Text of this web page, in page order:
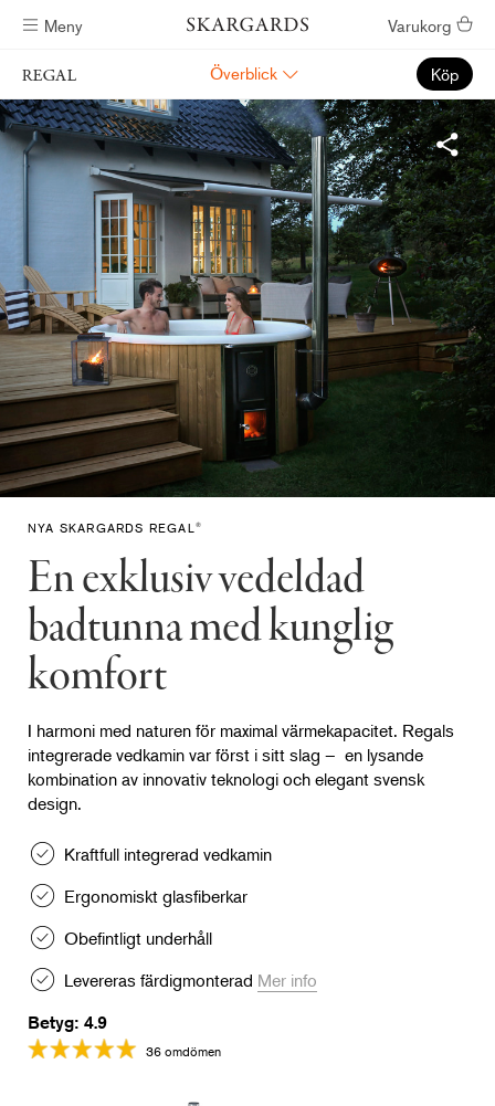
Meny Varukorg
Överblick Köp
NYA SKARGARDS REGAL ®
En exklusiv vedeldad
badtunna med kunglig
komfort
I harmoni med naturen för maximal värmekapacitet. Regals
integrerade vedkamin var först i sitt slag – en lysande
kombination av innovativ teknologi och elegant svensk
design.
Kraftfull integrerad vedkamin
Ergonomiskt glasfiberkar
Obefintligt underhåll
Levereras färdigmonterad Mer info
Betyg: 4.9
36 omdömen